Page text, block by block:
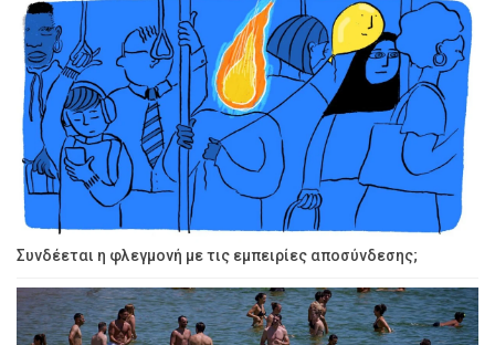
Συνδέεται η φλεγμονή με τις εμπειρίες αποσύνδεσης;